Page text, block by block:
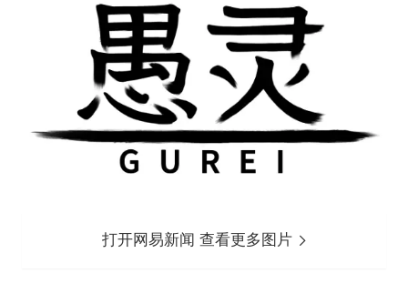
打开网易新闻 查看更多图片